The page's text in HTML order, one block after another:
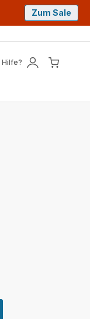
Zum Sale
Hilfe?
Mein